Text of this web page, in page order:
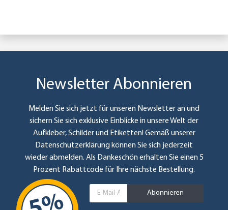
Newsletter Abonnieren
Melden Sie sich jetzt für unseren Newsletter an und
sichern Sie sich exklusive Einblicke in unsere Welt der
Aufkleber, Schilder und Etiketten! Gemäß unserer
Datenschutzerklärung können Sie sich jederzeit
wieder abmelden. Als Dankeschön erhalten Sie einen 5
Prozent Rabattcode für Ihre nächste Bestellung.
Abonnieren